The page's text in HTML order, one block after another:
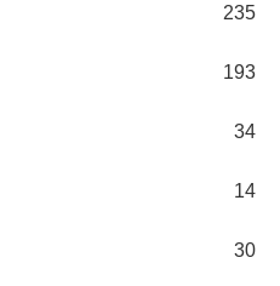
235
193
34
14
30